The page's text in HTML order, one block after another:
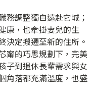
務調整獨自遠赴它城；
康，也牽掛妻兒的生
決定搬遷至新的住所。
甯的巧思規劃下，完美
子到退休長輩需求與女
角落都充滿溫度，也盛